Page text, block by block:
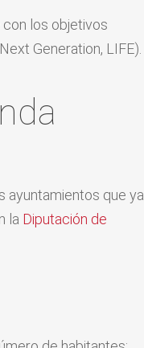
los objetivos
Generation, LIFE).
ayuntamientos que ya
la Diputación de